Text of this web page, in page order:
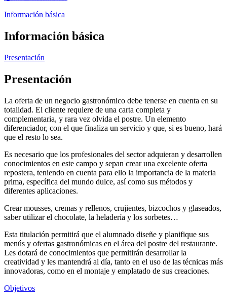
Información básica
Información básica
Presentación
Presentación
La oferta de un negocio gastronómico debe tenerse en cuenta en su
totalidad. El cliente requiere de una carta completa y
complementaria, y rara vez olvida el postre. Un elemento
diferenciador, con el que finaliza un servicio y que, si es bueno, hará
que el resto lo sea.
Es necesario que los profesionales del sector adquieran y desarrollen
conocimientos en este campo y sepan crear una excelente oferta
repostera, teniendo en cuenta para ello la importancia de la materia
prima, específica del mundo dulce, así como sus métodos y
diferentes aplicaciones.
Crear mousses, cremas y rellenos, crujientes, bizcochos y glaseados,
saber utilizar el chocolate, la heladería y los sorbetes…
Esta titulación permitirá que el alumnado diseñe y planifique sus
menús y ofertas gastronómicas en el área del postre del restaurante.
Les dotará de conocimientos que permitirán desarrollar la
creatividad y les mantendrá al día, tanto en el uso de las técnicas más
innovadoras, como en el montaje y emplatado de sus creaciones.
Objetivos